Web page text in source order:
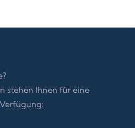
stehen Ihnen für eine